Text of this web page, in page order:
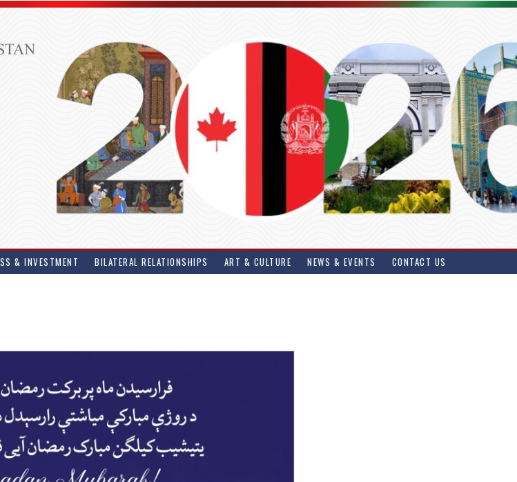
& INVESTMENT BILATERAL RELATIONSHIPS ART & CULTURE NEWS & EVENTS CONTACT US